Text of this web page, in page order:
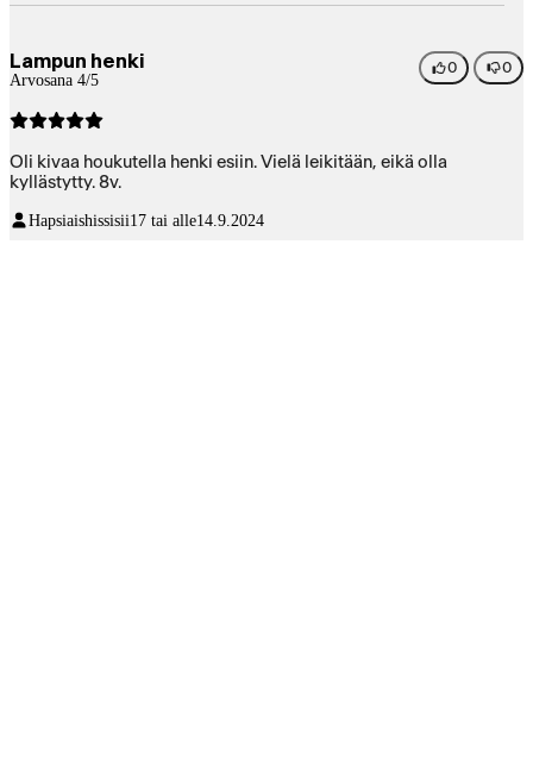
Lampun henki
Arvosana 4/5
0 0
Oli kivaa houkutella henki esiin. Vielä leikitään, eikä olla
kyllästytty. 8v.
Hapsiaishissisii17 tai alle14.9.2024